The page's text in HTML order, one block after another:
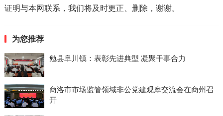
证明与本网联系，我们将及时更正、删除，谢谢。
为您推荐
勉县阜川镇：表彰先进典型 凝聚干事合力
商洛市市场监管领域非公党建观摩交流会在商州召
开